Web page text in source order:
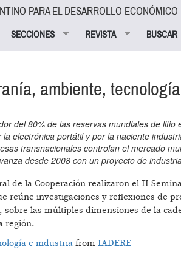
PARA EL DESARROLLO ECONÓMICO
SECCIONES REVISTA BUSCAR
ambiente,
del 80% de las reservas mundiales de litio
electrónica portátil y por la naciente
transnacionales controlan el mercado
desde 2008 con un proyecto de
de la Cooperación realizaron el II
reúne investigaciones y reflexiones de
las múltiples dimensiones de la
región.
e industria from IADERE